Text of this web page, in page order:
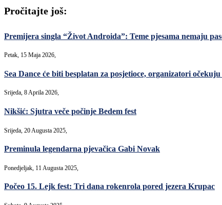
Pročitajte još:
Premijera singla “Život Androida”: Teme pjesama nemaju
Petak, 15 Maja 2026,
Sea Dance će biti besplatan za posjetioce, organizatori
Srijeda, 8 Aprila 2026,
Nikšić: Sjutra veče počinje Bedem fest
Srijeda, 20 Augusta 2025,
Preminula legendarna pjevačica Gabi Novak
Ponedjeljak, 11 Augusta 2025,
Počeo 15. Lejk fest: Tri dana rokenrola pored jezera Krupac